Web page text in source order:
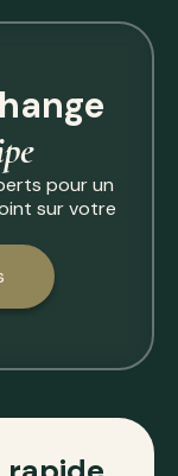
pour un
sur votre